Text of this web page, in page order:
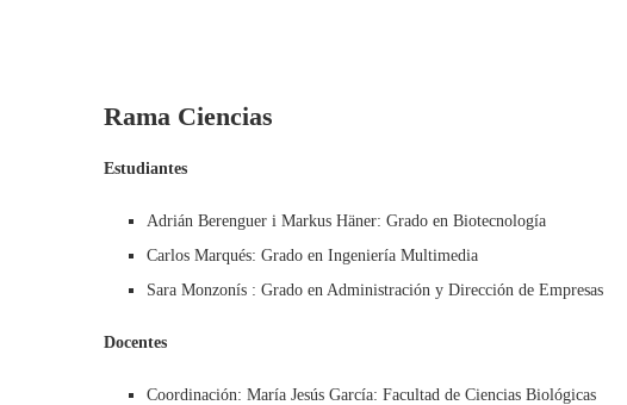
Rama Ciencias
Estudiantes
Adrián Berenguer i Markus Häner: Grado en Biotecnología
Carlos Marqués: Grado en Ingeniería Multimedia
Sara Monzonís : Grado en Administración y Dirección de Empresas
Docentes
Coordinación: María Jesús García: Facultad de Ciencias Biológicas